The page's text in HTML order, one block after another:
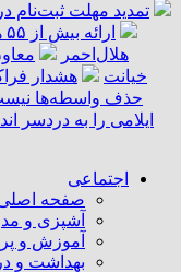
تمدید مهلت ثبت‌نام
هلال‌احمر
خیانت
هشدار
حذف واسطه‌ها
ایلامی را به دردسر
اجتماعی
صفحه
آشپزی و مد
آموزش و
بهداشت و